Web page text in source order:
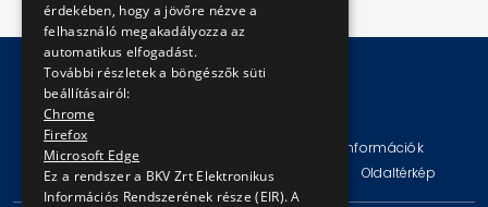
Impresszum
Technikai információk
Adatvédelmi politika és tájékoztatások
Oldaltérkép
érdekében, hogy a jövőre nézve a
felhasználó megakadályozza az
automatikus elfogadást.
További részletek a böngészők süti
beállításairól:
Chrome
Firefox
Microsoft Edge
Ez a rendszer a BKV Zrt Elektronikus
Információs Rendszerének része (EIR). A